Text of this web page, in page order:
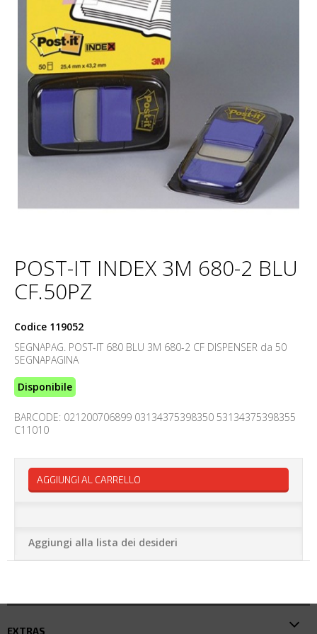
POST-IT INDEX 3M 680-2 BLU
CF.50PZ
Codice 119052
SEGNAPAG. POST-IT 680 BLU 3M 680-2 CF DISPENSER da 50
SEGNAPAGINA
Disponibile
BARCODE: 021200706899 03134375398350 53134375398355
C11010
AGGIUNGI AL CARRELLO
Aggiungi alla lista dei desideri
EXTRAS